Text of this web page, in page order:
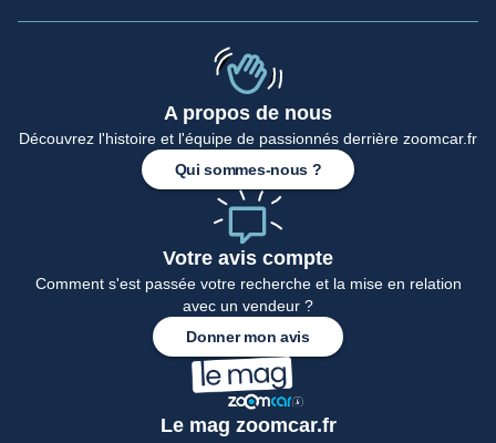
A propos de nous
Découvrez l'histoire et l'équipe de passionnés derrière zoomcar.fr
Qui sommes-nous ?
Votre avis compte
Comment s'est passée votre recherche et la mise en relation
avec un vendeur ?
Donner mon avis
Le mag zoomcar.fr